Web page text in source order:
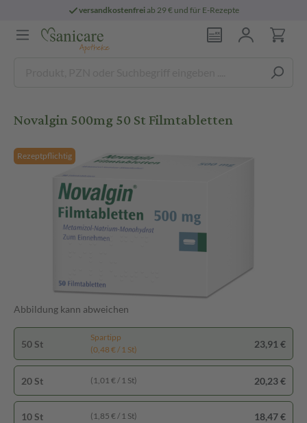
versandkostenfreiab 29 € und für E-Rezepte
Novalgin 500mg 50 St Filmtabletten
Rezeptpflichtig
Abbildung kann abweichen
50 St
Spartipp
(0,48 € / 1 St)
23,91 €
20 St (1,01 € / 1 St) 20,23 €
10 St (1,85 € / 1 St) 18,47 €